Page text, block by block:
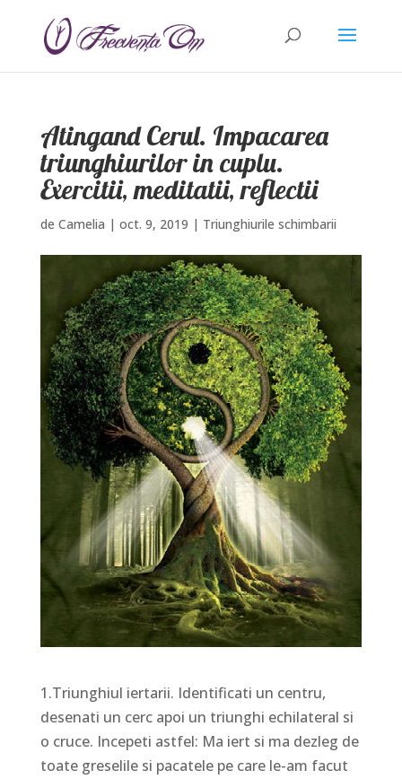
Atingand Cerul. Impacarea
triunghiurilor in cuplu.
Exercitii, meditatii, reflectii
de Camelia | oct. 9, 2019 | Triunghiurile schimbarii
1.Triunghiul iertarii. Identificati un centru,
desenati un cerc apoi un triunghi echilateral si
o cruce. Incepeti astfel: Ma iert si ma dezleg de
toate greselile si pacatele pe care le-am facut